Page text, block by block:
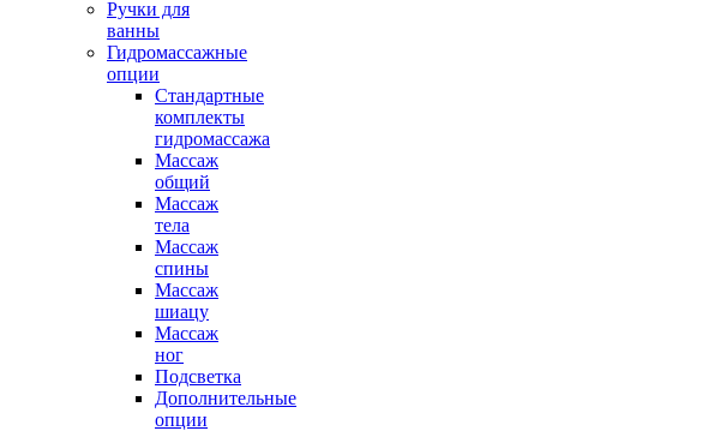
Ручки для
ванны
Гидромассажные
опции
Стандартные
комплекты
гидромассажа
Массаж
общий
Массаж
тела
Массаж
спины
Массаж
шиацу
Массаж
ног
Подсветка
Дополнительные
опции